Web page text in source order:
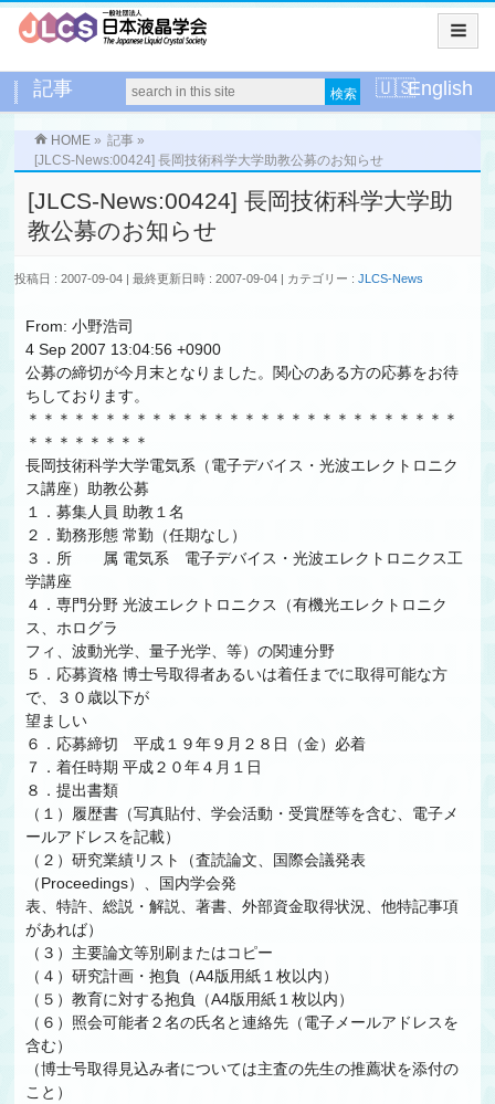
記事 English
HOME » 記事 »
[JLCS-News:00424] 長岡技術科学大学助教公募のお知らせ
[JLCS-News:00424] 長岡技術科学大学助
教公募のお知らせ
投稿日 : 2007-09-04 最終更新日時 : 2007-09-04 カテゴリー :JLCS-News
From: 小野浩司
4 Sep 2007 13:04:56 +0900
公募の締切が今月末となりました。関心のある方の応募をお待
ちしております。
＊＊＊＊＊＊＊＊＊＊＊＊＊＊＊＊＊＊＊＊＊＊＊＊＊＊＊＊
＊＊＊＊＊＊＊＊
長岡技術科学大学電気系（電子デバイス・光波エレクトロニク
ス講座）助教公募
１．募集人員 助教１名
２．勤務形態 常勤（任期なし）
３．所 属 電気系 電子デバイス・光波エレクトロニクス工
学講座
４．専門分野 光波エレクトロニクス（有機光エレクトロニク
ス、ホログラ
フィ、波動光学、量子光学、等）の関連分野
５．応募資格 博士号取得者あるいは着任までに取得可能な方
で、３０歳以下が
望ましい
６．応募締切 平成１９年９月２８日（金）必着
７．着任時期 平成２０年４月１日
８．提出書類
（１）履歴書（写真貼付、学会活動・受賞歴等を含む、電子メ
ールアドレスを記載）
（２）研究業績リスト（査読論文、国際会議発表
（Proceedings）、国内学会発
表、特許、総説・解説、著書、外部資金取得状況、他特記事項
があれば）
（３）主要論文等別刷またはコピー
（４）研究計画・抱負（A4版用紙１枚以内）
（５）教育に対する抱負（A4版用紙１枚以内）
（６）照会可能者２名の氏名と連絡先（電子メールアドレスを
含む）
（博士号取得見込み者については主査の先生の推薦状を添付の
こと）